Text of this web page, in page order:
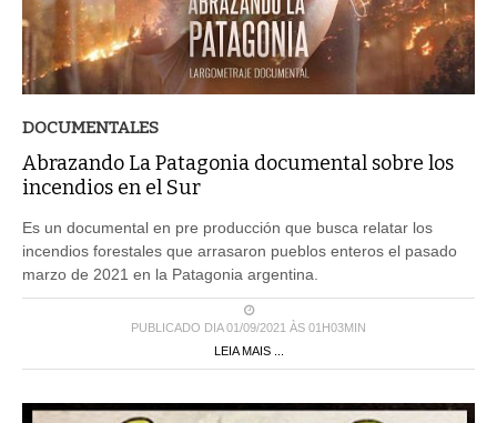
DOCUMENTALES
Abrazando La Patagonia documental sobre los
incendios en el Sur
Es un documental en pre producción que busca relatar los
incendios forestales que arrasaron pueblos enteros el pasado
marzo de 2021 en la Patagonia argentina.
PUBLICADO DIA 01/09/2021 ÀS 01H03MIN
LEIA MAIS ...